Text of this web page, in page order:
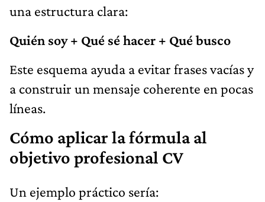
una estructura clara:
Quién soy + Qué sé hacer + Qué busco
Este esquema ayuda a evitar frases vacías y
a construir un mensaje coherente en pocas
líneas.
Cómo aplicar la fórmula al
objetivo profesional CV
Un ejemplo práctico sería: